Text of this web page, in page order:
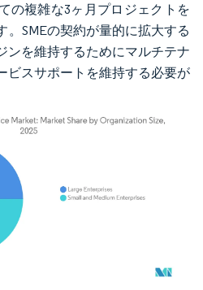
の複雑な3ヶ月プロジェクトを
。SMEの契約が量的に拡大する
ンを維持するためにマルチテナ
ビスサポートを維持する必要が